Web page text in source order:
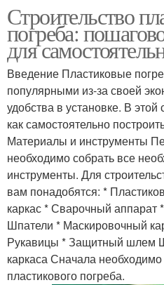
Строительство
погреба:
для
Введение Пластиковые
популярными из-за своей
удобства в установке. В
как самостоятельно
Материалы и инструменты
необходимо собрать все
инструменты. Для
вам понадобятся: *
каркас * Сварочный
Шпатели * Маскировочный
Рукавицы * Защитный шлем
каркаса Сначала необходимо
пластикового погреба.